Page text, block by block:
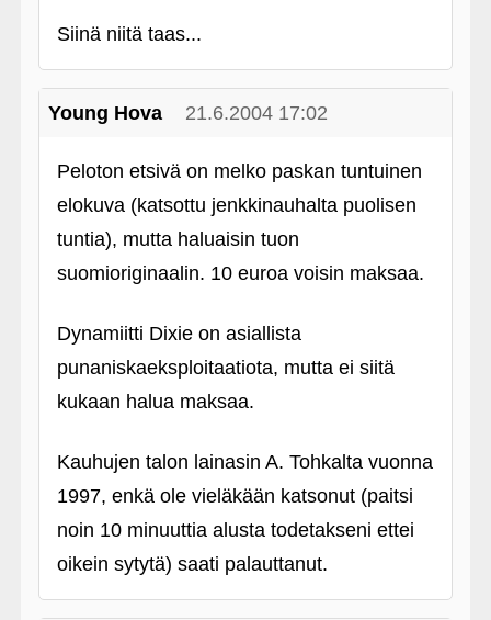
Siinä niitä taas...
Young Hova 21.6.2004 17:02
Peloton etsivä on melko paskan tuntuinen
elokuva (katsottu jenkkinauhalta puolisen
tuntia), mutta haluaisin tuon
suomioriginaalin. 10 euroa voisin maksaa.
Dynamiitti Dixie on asiallista
punaniskaeksploitaatiota, mutta ei siitä
kukaan halua maksaa.
Kauhujen talon lainasin A. Tohkalta vuonna
1997, enkä ole vieläkään katsonut (paitsi
noin 10 minuuttia alusta todetakseni ettei
oikein sytytä) saati palauttanut.